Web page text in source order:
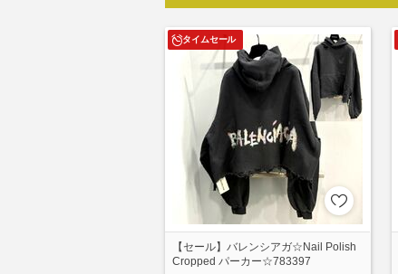
タイムセール
【セール】バレンシアガ☆Nail Polish
Cropped パーカー☆783397